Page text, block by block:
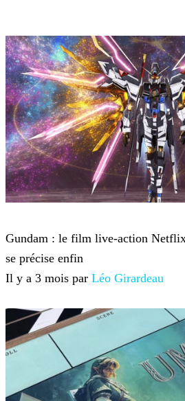
Gundam : le film live-action
se précise enfin
Il y a 3 mois par Léo Girardeau